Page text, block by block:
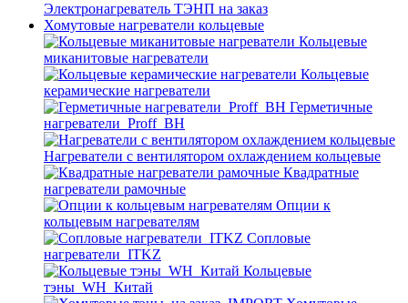
Электронагреватель ТЭНП на заказ
Хомутовые нагреватели кольцевые
Кольцевые
миканитовые нагреватели
Кольцевые
керамические нагреватели
Герметичные
нагреватели_Proff_BH
Нагреватели с вентилятором охлаждением кольцевые
Квадратные
нагреватели рамочные
Опции к
кольцевым нагревателям
Cопловые
нагреватели_ITKZ
Кольцевые
тэны_WH_Китай